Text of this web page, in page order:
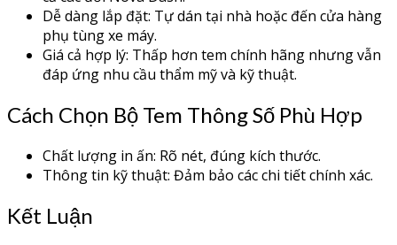
Dễ dàng lắp đặt: Tự dán tại nhà hoặc đến cửa hàng
phụ tùng xe máy.
Giá cả hợp lý: Thấp hơn tem chính hãng nhưng vẫn
đáp ứng nhu cầu thẩm mỹ và kỹ thuật.
Cách Chọn Bộ Tem Thông Số Phù Hợp
Chất lượng in ấn: Rõ nét, đúng kích thước.
Thông tin kỹ thuật: Đảm bảo các chi tiết chính xác.
Kết Luận